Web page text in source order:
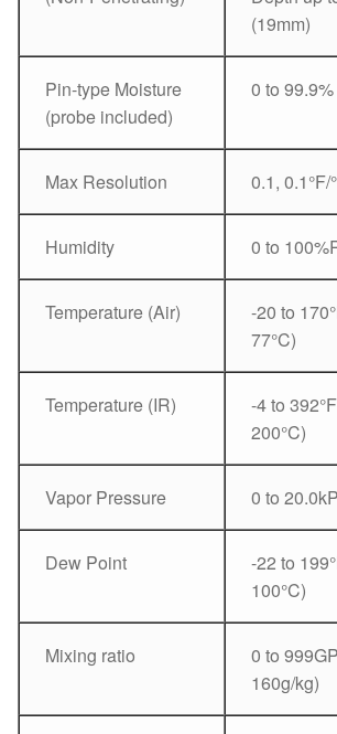
(19mm)
Pin-type Moisture
(probe included)
0 to 99.9%
Max Resolution 0.1, 0.1°F/
Humidity 0 to
Temperature (Air)
-20 to
77°C)
Temperature (IR)
-4 to
200°C)
Vapor Pressure 0 to
Dew Point
-22 to
100°C)
Mixing ratio
0 to
160g/kg)